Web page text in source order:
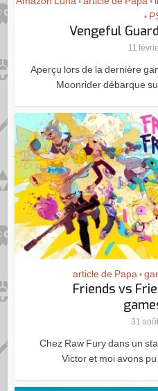
•
Vengeful
11
Aperçu lors de la dernière
Moonrider débarque
article de Papa •
Friends vs
31
Chez Raw Fury dans un
Victor et moi avons